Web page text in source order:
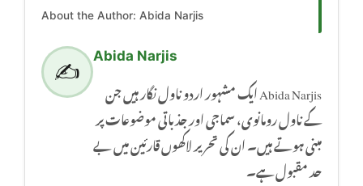
About the Author: Abida Narjis
✍️
Abida Narjis
Abida Narjis ایک مشہور اردو ناول نگار ہیں جن
کے ناول رومانوی، سماجی اور جذباتی موضوعات پر
مبنی ہوتے ہیں۔ ان کی تحریر لاکھوں قارئین میں بے
حد مقبول ہے۔